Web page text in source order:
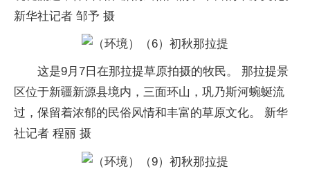
新华社记者 邹予 摄
这是9月7日在那拉提草原拍摄的牧民。 那拉提景
区位于新疆新源县境内，三面环山，巩乃斯河蜿蜒流
过，保留着浓郁的民俗风情和丰富的草原文化。 新华
社记者 程丽 摄